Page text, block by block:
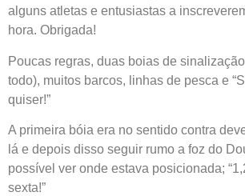
alguns atletas e entusiastas a
hora. Obrigada!
Poucas regras, duas boias de
todo), muitos barcos, linhas de pesca e
quiser!”
A primeira bóia era no sentido contra
lá e depois disso seguir rumo a foz do
possível ver onde estava posicionada;
sexta!”